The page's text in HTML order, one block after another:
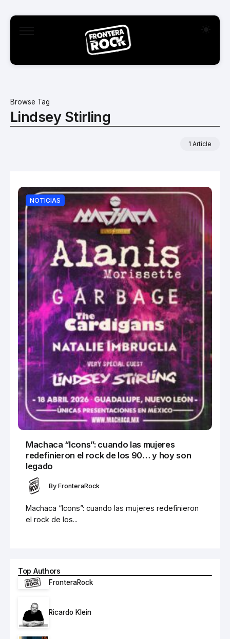
Browse Tag
Lindsey Stirling
1 Article
Top Authors
FronteraRock
Ricardo Klein
NOTICIAS
Machaca “Icons”: cuando las mujeres
redefinieron el rock de los 90… y hoy son
legado
By FronteraRock
Machaca “Icons”: cuando las mujeres redefinieron
el rock de los...